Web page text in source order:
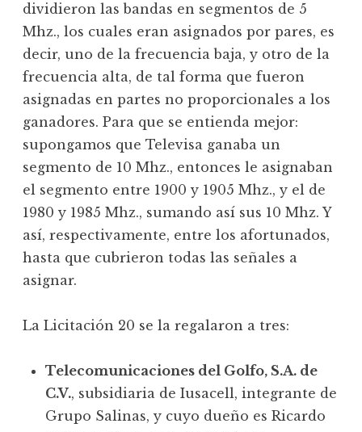
dividieron las bandas en segmentos de 5
Mhz., los cuales eran asignados por pares, es
decir, uno de la frecuencia baja, y otro de la
frecuencia alta, de tal forma que fueron
asignadas en partes no proporcionales a los
ganadores. Para que se entienda mejor:
supongamos que Televisa ganaba un
segmento de 10 Mhz., entonces le asignaban
el segmento entre 1900 y 1905 Mhz., y el de
1980 y 1985 Mhz., sumando así sus 10 Mhz. Y
así, respectivamente, entre los afortunados,
hasta que cubrieron todas las señales a
asignar.
La Licitación 20 se la regalaron a tres:
Telecomunicaciones del Golfo, S.A. de
C.V., subsidiaria de Iusacell, integrante de
Grupo Salinas, y cuyo dueño es Ricardo